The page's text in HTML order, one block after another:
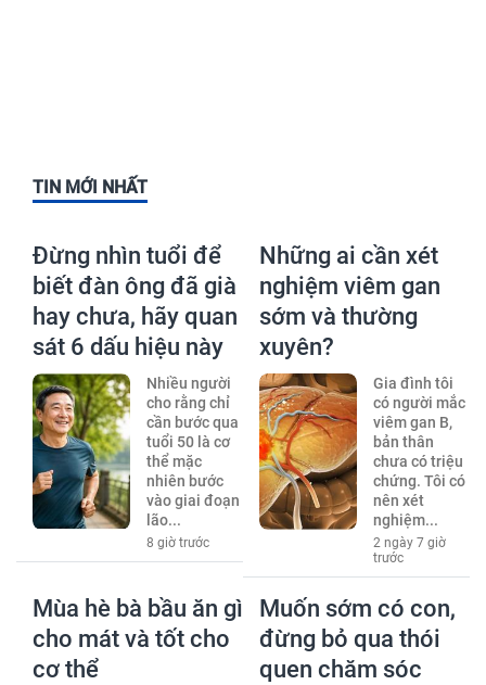
TIN MỚI NHẤT
Đừng nhìn tuổi để
biết đàn ông đã già
hay chưa, hãy quan
sát 6 dấu hiệu này
Nhiều người
cho rằng chỉ
cần bước qua
tuổi 50 là cơ
thể mặc
nhiên bước
vào giai đoạn
lão...
8 giờ trước
Những ai cần xét
nghiệm viêm gan
sớm và thường
xuyên?
Gia đình tôi
có người mắc
viêm gan B,
bản thân
chưa có triệu
chứng. Tôi có
nên xét
nghiệm...
2 ngày 7 giờ
trước
Mùa hè bà bầu ăn gì
cho mát và tốt cho
cơ thể
Muốn sớm có con,
đừng bỏ qua thói
quen chăm sóc